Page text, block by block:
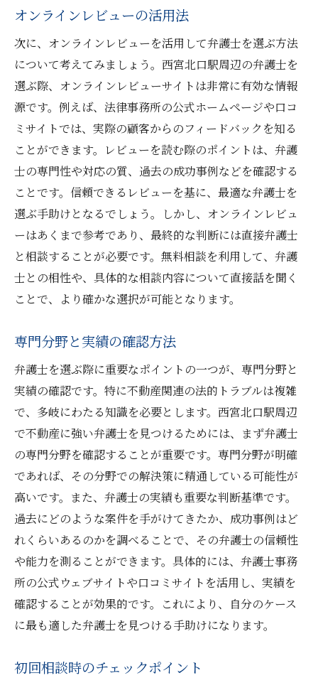
オンラインレビューの活用法
次に、オンラインレビューを活用して弁護士を選ぶ方法
について考えてみましょう。西宮北口駅周辺の弁護士を
選ぶ際、オンラインレビューサイトは非常に有効な情報
源です。例えば、法律事務所の公式ホームページや口コ
ミサイトでは、実際の顧客からのフィードバックを知る
ことができます。レビューを読む際のポイントは、弁護
士の専門性や対応の質、過去の成功事例などを確認する
ことです。信頼できるレビューを基に、最適な弁護士を
選ぶ手助けとなるでしょう。しかし、オンラインレビュ
ーはあくまで参考であり、最終的な判断には直接弁護士
と相談することが必要です。無料相談を利用して、弁護
士との相性や、具体的な相談内容について直接話を聞く
ことで、より確かな選択が可能となります。
専門分野と実績の確認方法
弁護士を選ぶ際に重要なポイントの一つが、専門分野と
実績の確認です。特に不動産関連の法的トラブルは複雑
で、多岐にわたる知識を必要とします。西宮北口駅周辺
で不動産に強い弁護士を見つけるためには、まず弁護士
の専門分野を確認することが重要です。専門分野が明確
であれば、その分野での解決策に精通している可能性が
高いです。また、弁護士の実績も重要な判断基準です。
過去にどのような案件を手がけてきたか、成功事例はど
れくらいあるのかを調べることで、その弁護士の信頼性
や能力を測ることができます。具体的には、弁護士事務
所の公式ウェブサイトや口コミサイトを活用し、実績を
確認することが効果的です。これにより、自分のケース
に最も適した弁護士を見つける手助けになります。
初回相談時のチェックポイント